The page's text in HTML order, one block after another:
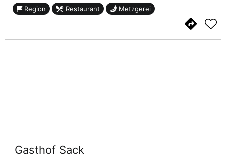
Region Restaurant Metzgerei
Gasthof Sack